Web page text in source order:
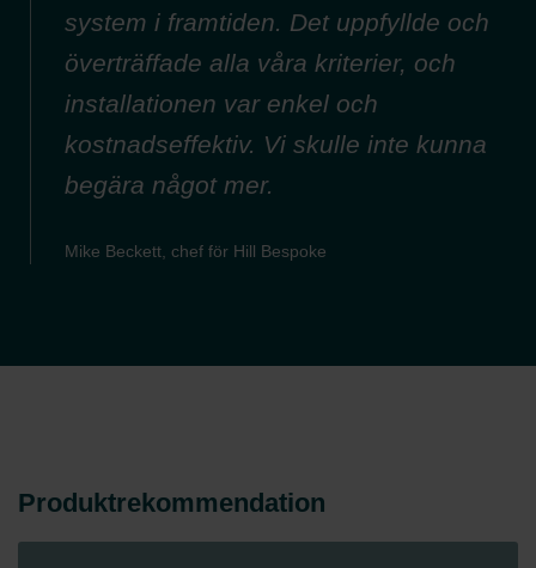
system i framtiden. Det uppfyllde och
överträffade alla våra kriterier, och
installationen var enkel och
kostnadseffektiv. Vi skulle inte kunna
begära något mer.
Mike Beckett, chef för Hill Bespoke
Produktrekommendation